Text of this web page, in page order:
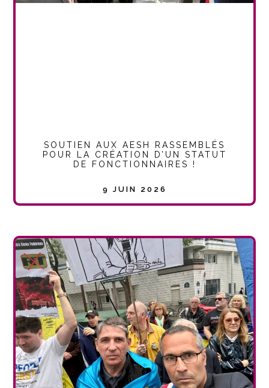
SOUTIEN AUX AESH RASSEMBLÉS
POUR LA CRÉATION D’UN STATUT
DE FONCTIONNAIRES !
9 JUIN 2026